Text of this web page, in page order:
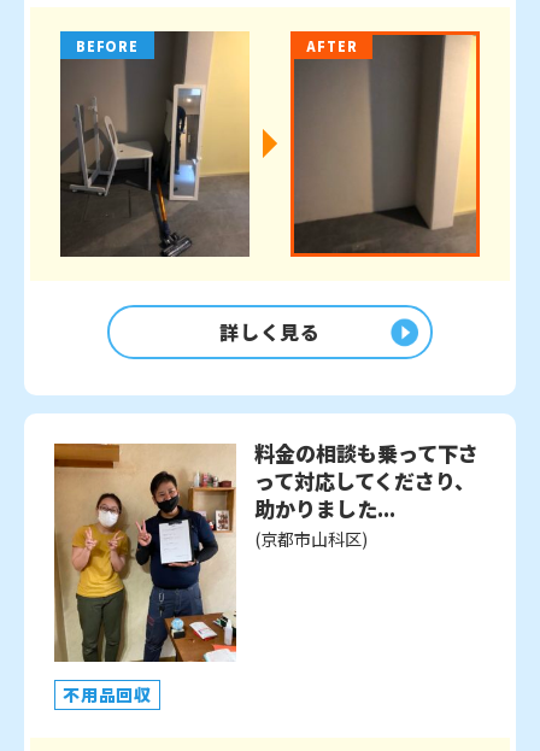
BEFORE AFTER
詳しく見る
料金の相談も乗って下さ
って対応してくださり、
助かりました...
(京都市山科区)
不用品回収